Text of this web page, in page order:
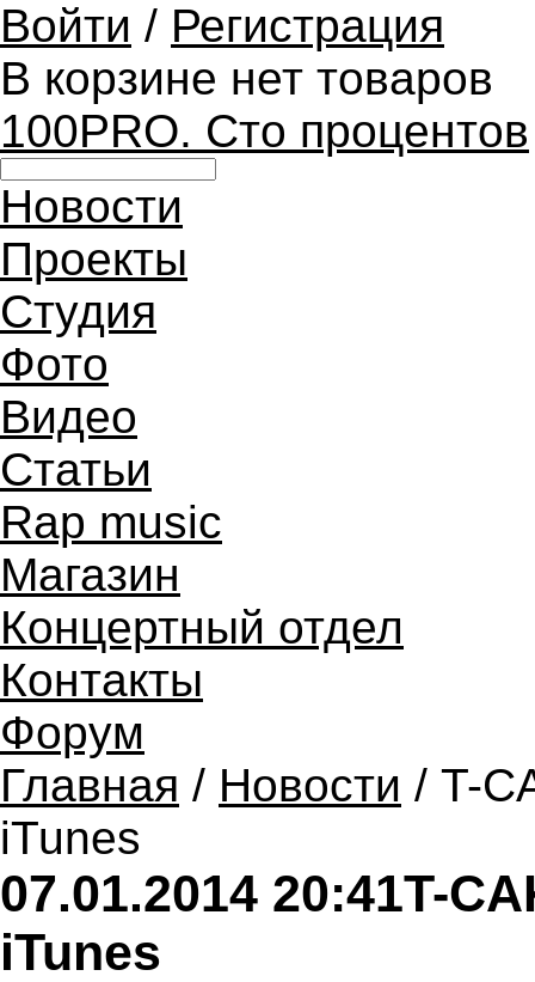
Войти / Регистрация
В корзине нет товаров
100PRO. Сто процентов
Новости
Проекты
Студия
Фото
Видео
Статьи
Rap music
Магазин
Концертный отдел
Контакты
Форум
Главная / Новости / T-
iTunes
07.01.2014 20:41T-
iTunes